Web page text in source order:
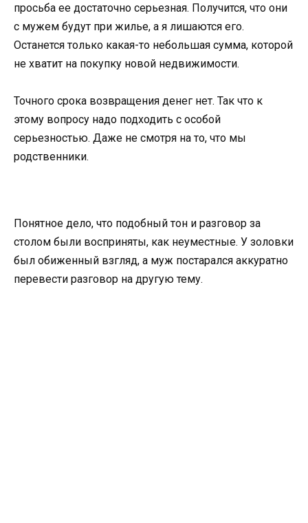
просьба ее достаточно серьезная. Получится, что они
с мужем будут при жилье, а я лишаются его.
Останется только какая-то небольшая сумма, которой
не хватит на покупку новой недвижимости.
Точного срока возвращения денег нет. Так что к
этому вопросу надо подходить с особой
серьезностью. Даже не смотря на то, что мы
родственники.
Понятное дело, что подобный тон и разговор за
столом были восприняты, как неуместные. У золовки
был обиженный взгляд, а муж постарался аккуратно
перевести разговор на другую тему.